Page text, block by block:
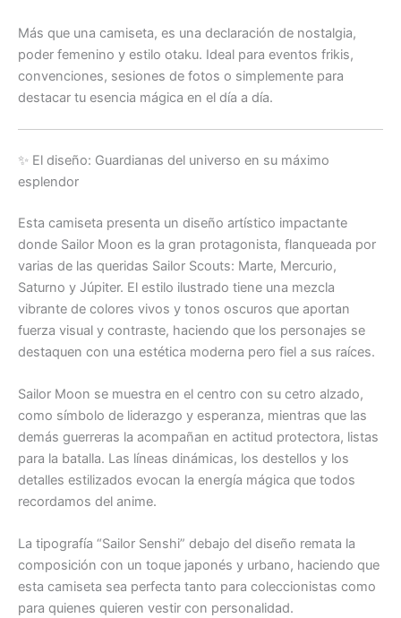
Más que una camiseta, es una declaración de nostalgia,
poder femenino y estilo otaku. Ideal para eventos frikis,
convenciones, sesiones de fotos o simplemente para
destacar tu esencia mágica en el día a día.
✨ El diseño: Guardianas del universo en su máximo
esplendor
Esta camiseta presenta un diseño artístico impactante
donde Sailor Moon es la gran protagonista, flanqueada por
varias de las queridas Sailor Scouts: Marte, Mercurio,
Saturno y Júpiter. El estilo ilustrado tiene una mezcla
vibrante de colores vivos y tonos oscuros que aportan
fuerza visual y contraste, haciendo que los personajes se
destaquen con una estética moderna pero fiel a sus raíces.
Sailor Moon se muestra en el centro con su cetro alzado,
como símbolo de liderazgo y esperanza, mientras que las
demás guerreras la acompañan en actitud protectora, listas
para la batalla. Las líneas dinámicas, los destellos y los
detalles estilizados evocan la energía mágica que todos
recordamos del anime.
La tipografía “Sailor Senshi” debajo del diseño remata la
composición con un toque japonés y urbano, haciendo que
esta camiseta sea perfecta tanto para coleccionistas como
para quienes quieren vestir con personalidad.